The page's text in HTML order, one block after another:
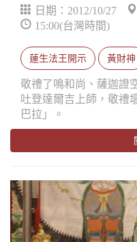
日期：2012/10/27
15:00(台灣時間)
蓮生法王開示 黃財神
敬禮了鳴和尚、薩迦證
吐登達爾吉上師，敬禮
巴拉」。